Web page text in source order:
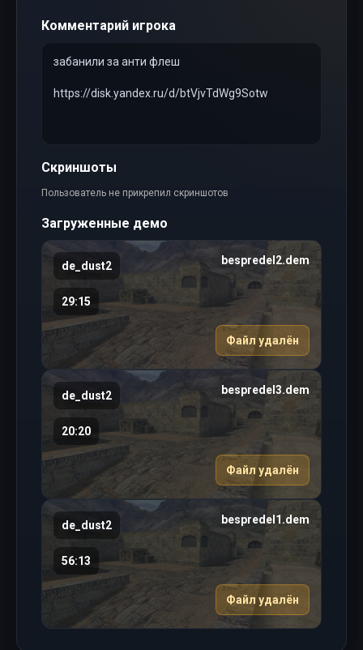
Комментарий игрока
забанили за анти флеш
https://disk.yandex.ru/d/btVjvTdWg9Sotw
Скриншоты
Пользователь не прикрепил скриншотов
Загруженные демо
bespredel2.dem
de_dust2
29:15
Файл удалён
bespredel3.dem
de_dust2
20:20
Файл удалён
bespredel1.dem
de_dust2
56:13
Файл удалён